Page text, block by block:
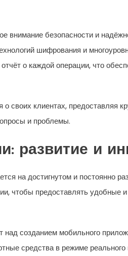
безопасности и
шифрования и
о каждой операции, что
своих клиентах, предоставляя
и проблемы.
развитие и
на достигнутом и постоянно
чтобы предоставлять удобные
созданием мобильного
средства в режиме